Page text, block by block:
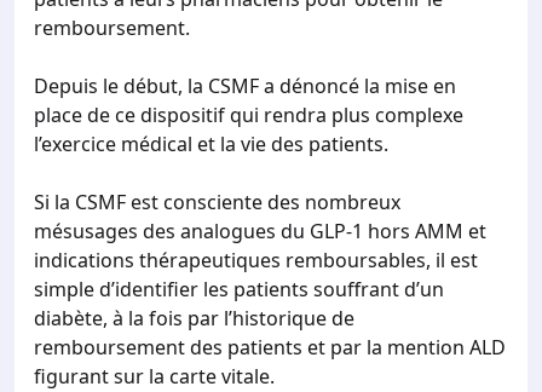
remboursement.
Depuis le début, la CSMF a dénoncé la mise en
place de ce dispositif qui rendra plus complexe
l’exercice médical et la vie des patients.
Si la CSMF est consciente des nombreux
mésusages des analogues du GLP-1 hors AMM et
indications thérapeutiques remboursables, il est
simple d’identifier les patients souffrant d’un
diabète, à la fois par l’historique de
remboursement des patients et par la mention ALD
figurant sur la carte vitale.